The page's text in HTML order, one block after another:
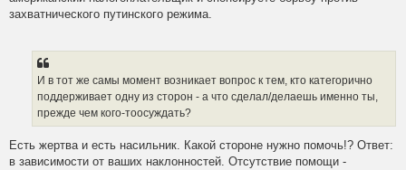
захватнического путинского режима.
И в тот же самы момент возникает вопрос к тем, кто категорично
поддерживает одну из сторон - а что сделал/делаешь именно ты,
прежде чем кого-тоосуждать?
Есть жертва и есть насильник. Какой стороне нужно помочь!? Ответ:
в зависимости от ваших наклонностей. Отсутствие помощи -